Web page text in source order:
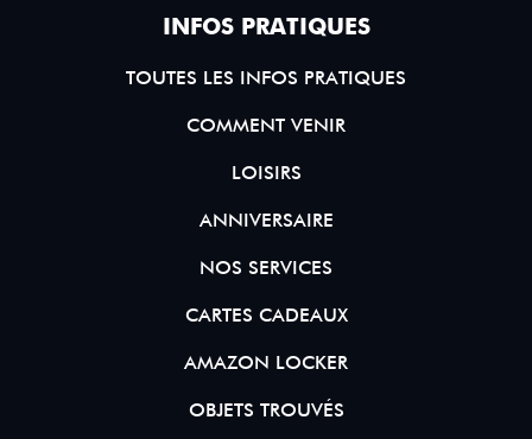
INFOS PRATIQUES
TOUTES LES INFOS PRATIQUES
COMMENT VENIR
LOISIRS
ANNIVERSAIRE
NOS SERVICES
CARTES CADEAUX
AMAZON LOCKER
OBJETS TROUVÉS